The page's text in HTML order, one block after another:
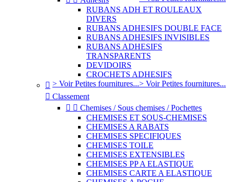
RUBANS ADH ET ROULEAUX
DIVERS
RUBANS ADHESIFS DOUBLE FACE
RUBANS ADHESIFS INVISIBLES
RUBANS ADHESIFS
TRANSPARENTS
DEVIDOIRS
CROCHETS ADHESIFS
> Voir Petites fournitures...
> Voir Petites fournitures...

 Classement
  Chemises / Sous chemises / Pochettes
CHEMISES ET SOUS-CHEMISES
CHEMISES A RABATS
CHEMISES SPECIFIQUES
CHEMISES TOILE
CHEMISES EXTENSIBLES
CHEMISES PP A ELASTIQUE
CHEMISES CARTE A ELASTIQUE